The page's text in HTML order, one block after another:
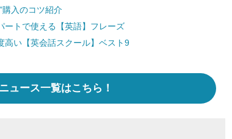
入のコツ紹介
トで使える【英語】フレーズ
い【英会話スクール】ベスト9
ュース一覧はこちら！